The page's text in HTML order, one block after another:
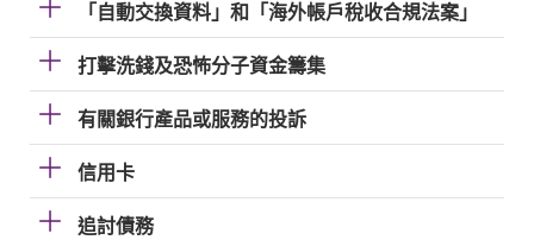
「自動交換資料」和「海外帳戶稅收合規法案」
打擊洗錢及恐怖分子資金籌集
有關銀行產品或服務的投訴
信用卡
追討債務